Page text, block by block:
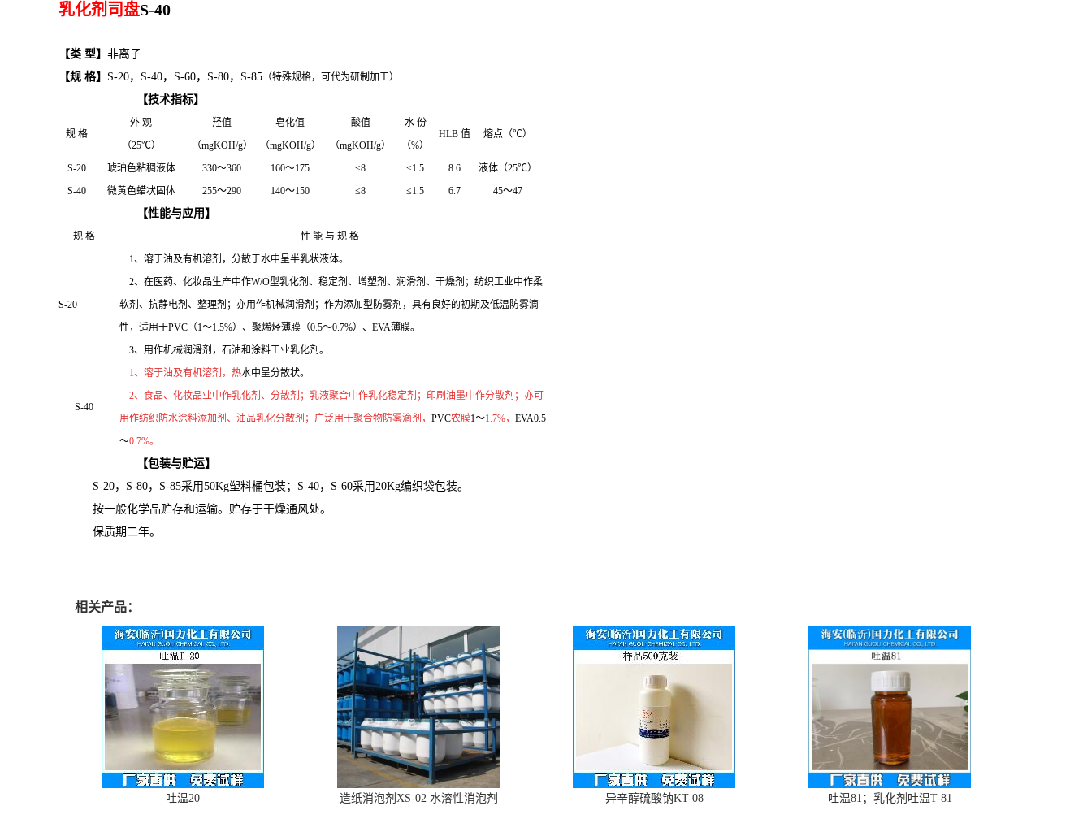
乳化剂司盘S-40
【类 型】 非离子
【规 格】 S-20， S-40， S-60， S-80， S-85 （特殊规格，可代为研制加工）
【技术指标】
规 格
外 观
（25℃）
羟值
（mgKOH/g）
皂化值
（mgKOH/g）
酸值
（mgKOH/g）
水 份
（%）
HLB 值 熔点（℃）
S-20 琥珀色粘稠液体 330～360 160～175 ≤8 ≤1.5 8.6 液体（25℃）
S-40
微黄色蜡状固体 255～290 140～150 ≤8 ≤1.5 6.7 45～47
【性能与应用 】
规 格 性 能 与 规 格
S-20
1、溶于油及有机溶剂，分散于水中呈半乳状液体。
2、在医药、化妆品生产中作W/O型乳化剂、稳定剂、增塑剂、润滑剂、干燥剂；纺织工业中作柔
软剂、抗静电剂、整理剂；亦用作机械润滑剂 ；作为添加型防雾剂，具有良好的初期及低温防雾滴
性，适用于PVC （1～1.5%）、聚烯烃薄膜（0.5～0.7%）、 EVA薄膜。
3、用作机械润滑剂，石油和涂料工业乳化剂。
S-40
1、溶于油及有机溶剂， 热水中呈分散状。
2、食品、化妆品业中作乳化剂、分散剂；乳液聚合中作乳化稳定剂；印刷油墨中作分散剂；亦可
用作纺织防水涂料添加剂、油品乳化分散剂 ；广泛用于聚合物防雾滴剂， PVC农膜1～1.7%， EVA0.5
～0.7%。
【包装与贮运】
S-20， S-80， S-85采用50Kg塑料桶包装； S-40， S-60采用20Kg编织袋包装。
按一般化学品贮存和运输。贮存于干燥通风处。
保质期二年。
相关产品：
吐温20 造纸消泡剂XS-02 水溶性消泡剂 异辛醇硫酸钠KT-08 吐温81；乳化剂吐温T-81